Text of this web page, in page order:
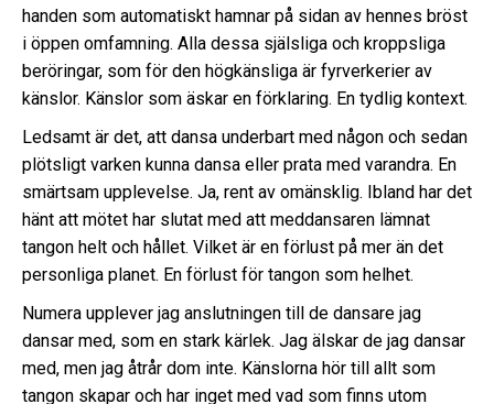
handen som automatiskt hamnar på sidan av hennes bröst
i öppen omfamning. Alla dessa själsliga och kroppsliga
beröringar, som för den högkänsliga är fyrverkerier av
känslor. Känslor som äskar en förklaring. En tydlig kontext.
Ledsamt är det, att dansa underbart med någon och sedan
plötsligt varken kunna dansa eller prata med varandra. En
smärtsam upplevelse. Ja, rent av omänsklig. Ibland har det
hänt att mötet har slutat med att meddansaren lämnat
tangon helt och hållet. Vilket är en förlust på mer än det
personliga planet. En förlust för tangon som helhet.
Numera upplever jag anslutningen till de dansare jag
dansar med, som en stark kärlek. Jag älskar de jag dansar
med, men jag åtrår dom inte. Känslorna hör till allt som
tangon skapar och har inget med vad som finns utom